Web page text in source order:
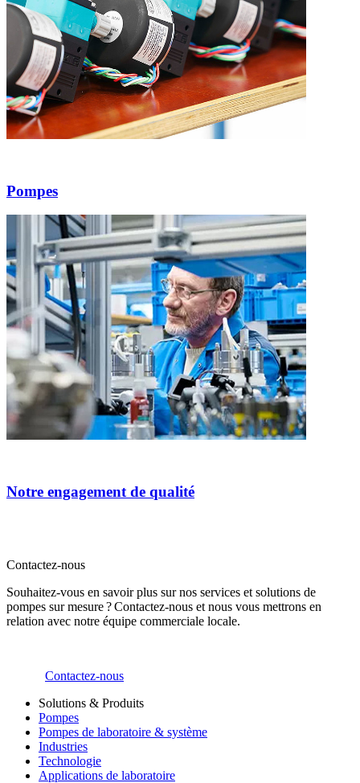
Pompes
Notre engagement de qualité
Contactez-nous
Souhaitez-vous en savoir plus sur nos services et solutions de
pompes sur mesure ? Contactez-nous et nous vous mettrons en
relation avec notre équipe commerciale locale.
Contactez-nous
Solutions & Produits
Pompes
Pompes de laboratoire & système
Industries
Technologie
Applications de laboratoire